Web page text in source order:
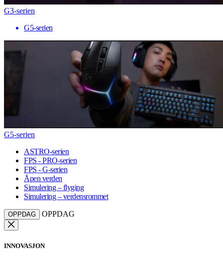
G3-serien
G5-serien
G5-serien
ASTRO-serien
FPS - PRO-serien
FPS - G-serien
Åpen verden
Simulering – flyging
Simulering – verdensrommet
OPPDAG OPPDAG
INNOVASJON